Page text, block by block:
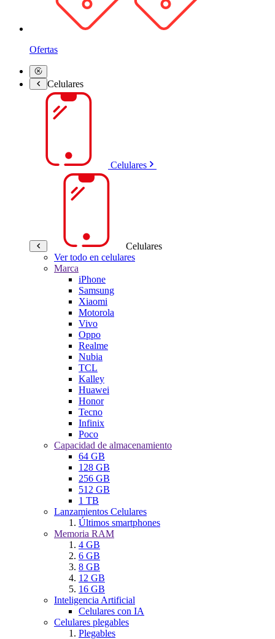
Ofertas
Celulares
Celulares
Celulares
Ver todo en celulares
Marca
iPhone
Samsung
Xiaomi
Motorola
Vivo
Oppo
Realme
Nubia
TCL
Kalley
Huawei
Honor
Tecno
Infinix
Poco
Capacidad de almacenamiento
64 GB
128 GB
256 GB
512 GB
1 TB
Lanzamientos Celulares
Últimos smartphones
Memoria RAM
4 GB
6 GB
8 GB
12 GB
16 GB
Inteligencia Artificial
Celulares con IA
Celulares plegables
Plegables